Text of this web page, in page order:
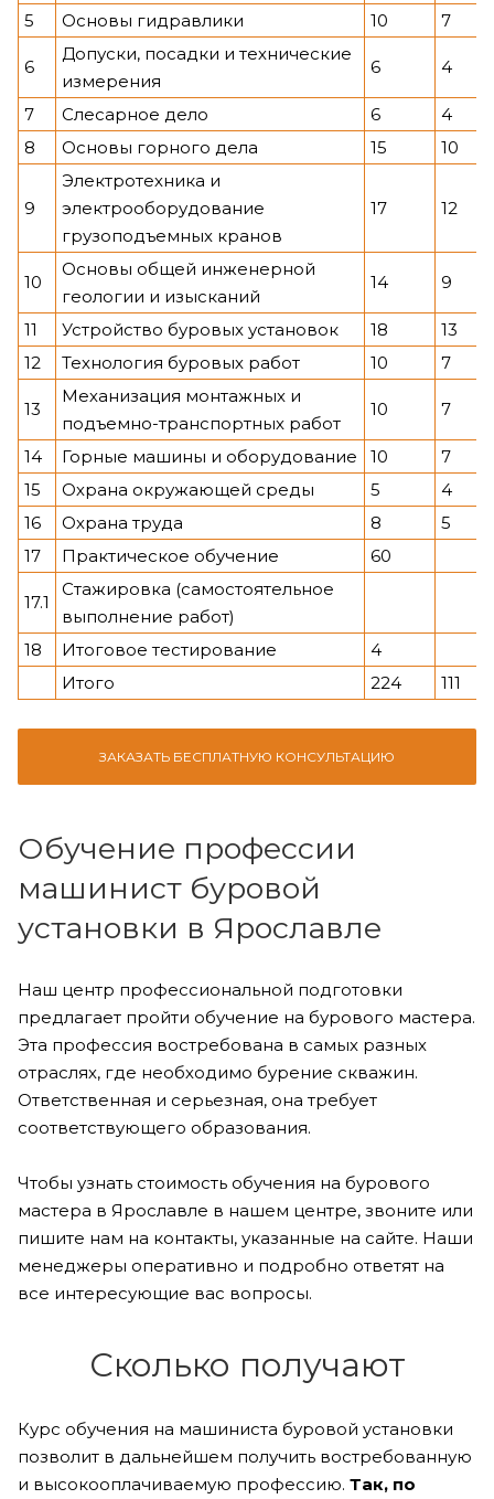
5 Основы гидравлики 10 7
6
Допуски, посадки и технические
измерения
6 4
7 Слесарное дело 6
4
8
Основы горного дела 15 10
9
Электротехника и
электрооборудование
грузоподъемных кранов
17 12
10
Основы общей инженерной
геологии и изысканий
14 9
11 Устройство буровых установок 18
13
12
Технология буровых работ 10 7
13
Механизация монтажных и
подъемно-транспортных работ
10 7
14 Горные машины и оборудование 10
7
15
Охрана окружающей среды 5
4
16
Охрана труда 8
5
17
Практическое обучение 60
17.1
Стажировка (самостоятельное
выполнение работ)
18
Итоговое тестирование
4
Итого
224 111
ЗАКАЗАТЬ БЕСПЛАТНУЮ КОНСУЛЬТАЦИЮ
Обучение профессии
машинист буровой
установки в Ярославле
Наш центр профессиональной подготовки
предлагает пройти обучение на бурового мастера.
Эта профессия востребована в самых разных
отраслях, где необходимо бурение скважин.
Ответственная и серьезная, она требует
соответствующего образования.
Чтобы узнать стоимость обучения на бурового
мастера в Ярославле в нашем центре, звоните или
пишите нам на контакты, указанные на сайте. Наши
менеджеры оперативно и подробно ответят на
все интересующие вас вопросы.
Сколько получают
Курс обучения на машиниста буровой установки
позволит в дальнейшем получить востребованную
и высокооплачиваемую профессию. Так, по